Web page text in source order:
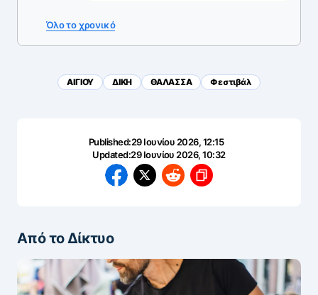
Όλο το χρονικό
ΑΙΓΙΟΥ ΔΙΚΗ ΘΑΛΑΣΣΑ Φεστιβάλ
Published:29 Ιουνίου 2026, 12:15
Updated:29 Ιουνίου 2026, 10:32
Από το Δίκτυο